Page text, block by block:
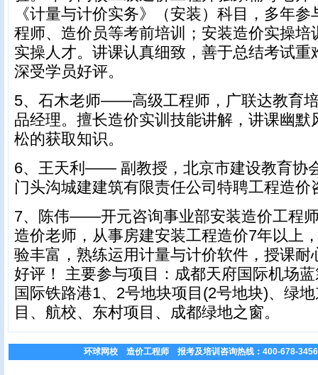
《计量与计价实务》（安装）科目，多年
程师、造价员等考前培训；安装造价实操培
实操人才。讲课认真细致，善于总结考试重
深受学员好评。
5、石木老师——高级工程师，广联达教育
品经理。擅长造价实训技能讲解，讲课幽默
松的获取知识。
6、王天利—— 副教授，北京市建设教育协
门头沟城建建筑有限责任公司特聘工程造价
7、陈伟——开元咨询事业部安装造价工程
造价老师，从事房建安装工程造价7年以上
验丰富，熟练运用计量与计价软件，授课耐
好评！ 主要参与项目：成都天府国际机场
国际铁路港1、2号地块项目(2号地块)、绿
目、航校、东村项目、成都绿地之窗。
环球网校 造价工程师 报考及培训咨询热线：400-678-